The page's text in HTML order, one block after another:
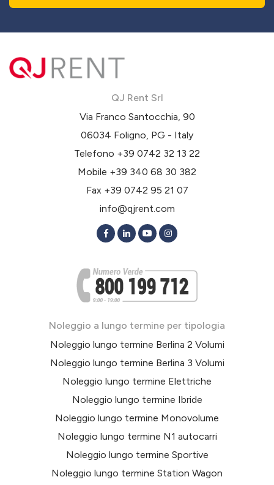
QJ Rent Srl
Via Franco Santocchia, 90
06034 Foligno, PG - Italy
Telefono +39 0742 32 13 22
Mobile +39 340 68 30 382
Fax +39 0742 95 21 07
info@qjrent.com
Noleggio a lungo termine per tipologia
Noleggio lungo termine Berlina 2 Volumi
Noleggio lungo termine Berlina 3 Volumi
Noleggio lungo termine Elettriche
Noleggio lungo termine Ibride
Noleggio lungo termine Monovolume
Noleggio lungo termine N1 autocarri
Noleggio lungo termine Sportive
Noleggio lungo termine Station Wagon